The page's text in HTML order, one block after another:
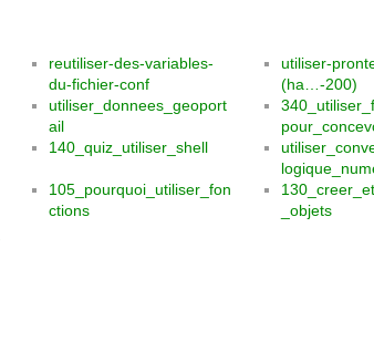
reutiliser-des-variables-
du-fichier-conf
utiliser-
(ha…-200)
utiliser_donnees_geoport
ail
140_quiz_utiliser_shell
105_pourquoi_utiliser_fon
ctions
_objets